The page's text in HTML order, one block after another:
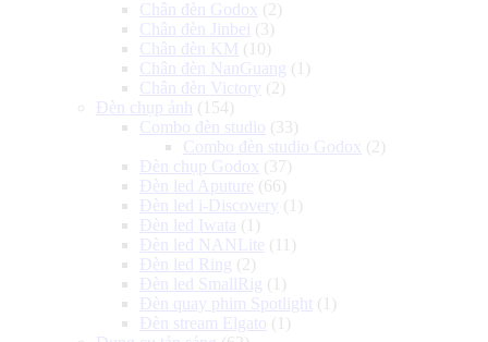
Chân đèn Godox (2)
Chân đèn Jinbei (3)
Chân đèn KM (10)
Chân đèn NanGuang (1)
Chân đèn Victory (2)
Đèn chụp ảnh
(154)
Combo đèn studio (33)
Combo đèn studio Godox (2)
Đèn chụp Godox (37)
Đèn led Aputure (66)
Đèn led i-Discovery (1)
Đèn led Iwata (1)
Đèn led NANLite (11)
Đèn led Ring (2)
Đèn led SmallRig (1)
Đèn quay phim Spotlight (1)
Đèn stream Elgato (1)